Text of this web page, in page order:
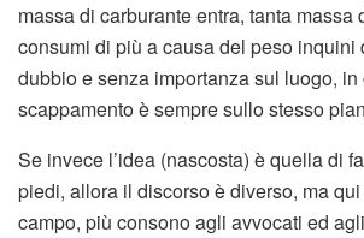
massa di carburante entra, tanta massa
consumi di più a causa del peso inquini
dubbio e senza importanza sul luogo,
scappamento è sempre sullo stesso
Se invece l’idea (nascosta) è quella di
piedi, allora il discorso è diverso, ma
campo, più consono agli avvocati ed